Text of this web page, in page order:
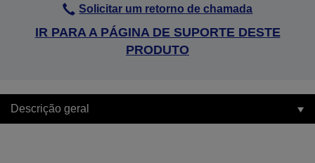
Solicitar um retorno de chamada
IR PARA A PÁGINA DE SUPORTE DESTE
PRODUTO
Descrição geral